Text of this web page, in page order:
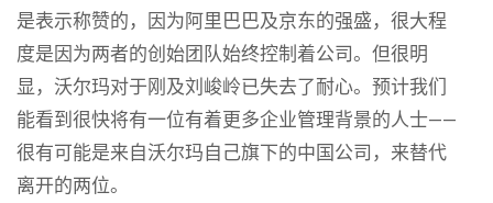
是表示称赞的，因为阿里巴巴及京东的强盛，很大程
度是因为两者的创始团队始终控制着公司。但很明
显，沃尔玛对于刚及刘峻岭已失去了耐心。预计我们
能看到很快将有一位有着更多企业管理背景的人士——
很有可能是来自沃尔玛自己旗下的中国公司，来替代
离开的两位。